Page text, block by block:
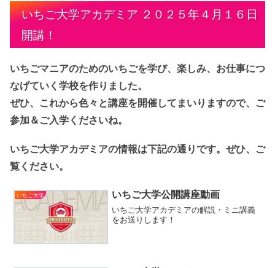
いちご大学アカデミア ２０２５年４月１６日
開講！
いちごマニアのためのいちごを学び、楽しみ、お仕事につ
なげていく学校を作りました。
ぜひ、これから色々と講座を開催してまいりますので、ご
参加＆ご入学くださいね。
いちご大学アカデミアの情報は下記の通りです。ぜひ、ご
覧ください。
いちご大学 いちご大学公開講座動画
いちご大学アカデミアの解説・ミニ講義
をお送りします！